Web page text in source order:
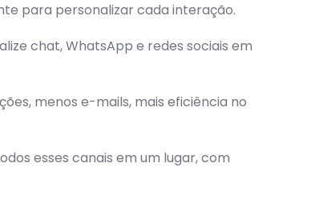
para personalizar cada interação.
chat, WhatsApp e redes sociais em
menos e-mails, mais eficiência no
esses canais em um lugar, com